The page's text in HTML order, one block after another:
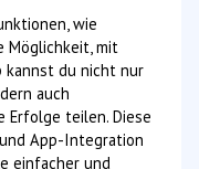
wie
Möglichkeit, mit
kannst du nicht nur
auch
Erfolge teilen. Diese
App-Integration
einfacher und